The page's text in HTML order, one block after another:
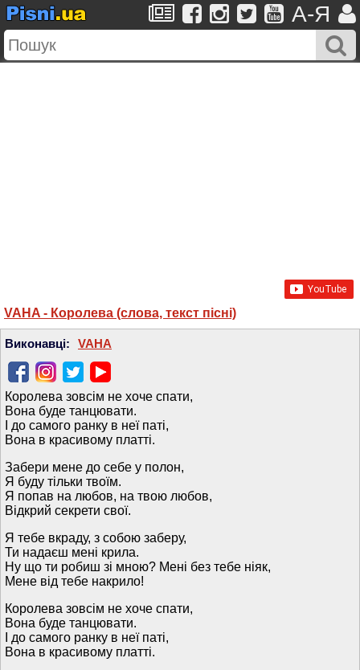
A-Я
VAHA - Королева (слова, текст пісні)
Виконавці: VAHA
Королева зовсім не хоче спати,
Вона буде танцювати.
І до самого ранку в неї паті,
Вона в красивому платті.
Забери мене до себе у полон,
Я буду тільки твоїм.
Я попав на любов, на твою любов,
Відкрий секрети свої.
Я тебе вкраду, з собою заберу,
Ти надаєш мені крила.
Ну що ти робиш зі мною? Мені без тебе ніяк,
Мене від тебе накрило!
Королева зовсім не хоче спати,
Вона буде танцювати.
І до самого ранку в неї паті,
Вона в красивому платті.